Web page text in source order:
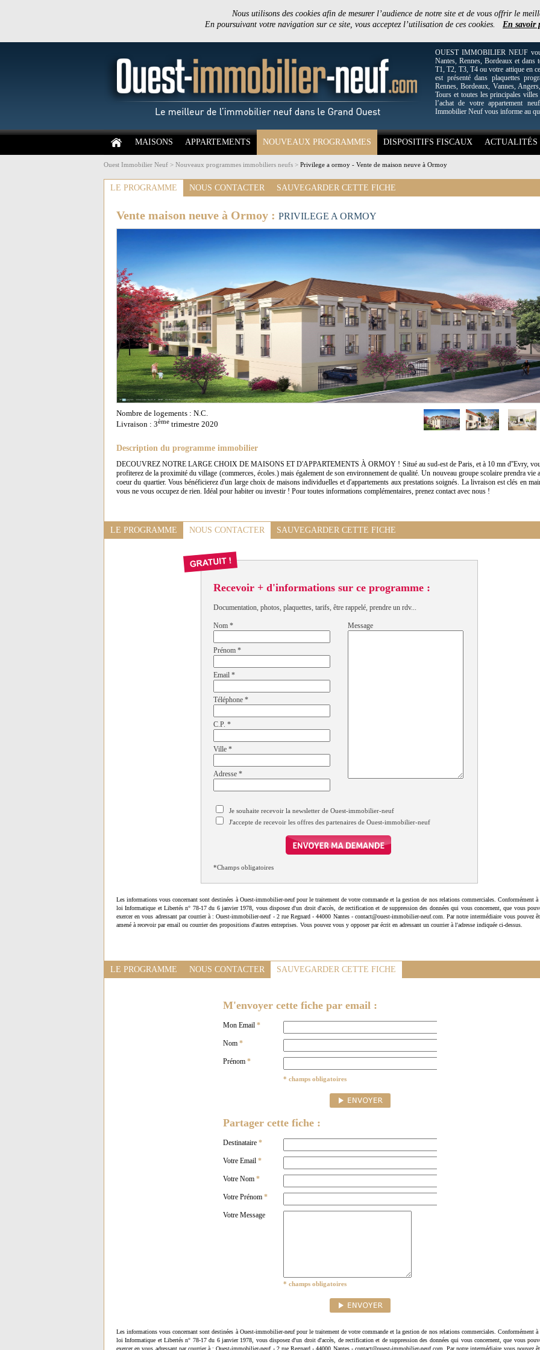
Nous utilisons des cookies afin de mesurer l’audience de notre site et de vous offrir le
En poursuivant votre navigation sur ce site, vous acceptez l’utilisation de ces cookies. En savoir
OUEST IMMOBILIER NEUF
Nantes, Rennes, Bordeaux et
T1, T2, T3, T4 ou votre attique en
est présenté dans plaquettes
Rennes, Bordeaux, Vannes,
Tours et toutes les principales
l’achat de votre appartement
Immobilier Neuf vous informe au
MAISONS APPARTEMENTS NOUVEAUX PROGRAMMES DISPOSITIFS FISCAUX ACTUALITÉS
Ouest Immobilier Neuf > Nouveaux programmes immobiliers neufs > Privilege a ormoy - Vente de maison neuve à Ormoy
LE PROGRAMME NOUS CONTACTER SAUVEGARDER CETTE FICHE
Vente maison neuve à Ormoy : PRIVILEGE A ORMOY
Nombre de logements : N.C.
Livraison : 3ème trimestre 2020
Description du programme immobilier
DECOUVREZ NOTRE LARGE CHOIX DE MAISONS ET D'APPARTEMENTS À ORMOY ! Situé au sud-est de Paris, et à 10 mn d''Evry,
profiterez de la proximité du village (commerces, écoles.) mais également de son environnement de qualité. Un nouveau groupe scolaire prendra vie
coeur du quartier. Vous bénéficierez d'un large choix de maisons individuelles et d'appartements aux prestations soignés. La livraison est clés en
vous ne vous occupez de rien. Idéal pour habiter ou investir ! Pour toutes informations complémentaires, prenez contact avec nous !
LE PROGRAMME NOUS CONTACTER SAUVEGARDER CETTE FICHE
Recevoir + d'informations sur ce programme :
Documentation, photos, plaquettes, tarifs, être rappelé, prendre un rdv...
Nom *
Prénom *
Email *
Téléphone *
C.P. *
Ville *
Adresse *
Message
Je souhaite recevoir la newsletter de Ouest-immobilier-neuf
J'accepte de recevoir les offres des partenaires de Ouest-immobilier-neuf
*Champs obligatoires
Les informations vous concernant sont destinées à Ouest-immobilier-neuf pour le traitement de votre commande et la gestion de nos relations commerciales. Conformément à
loi Informatique et Libertés n° 78-17 du 6 janvier 1978, vous disposez d'un droit d'accès, de rectification et de suppression des données qui vous concernent, que vous
exercer en vous adressant par courrier à : Ouest-immobilier-neuf - 2 rue Regnard - 44000 Nantes - contact@ouest-immobilier-neuf.com. Par notre intermédiaire vous pouvez
amené à recevoir par email ou courrier des propositions d'autres entreprises. Vous pouvez vous y opposer par écrit en adressant un courrier à l'adresse indiquée ci-dessus.
LE PROGRAMME NOUS CONTACTER SAUVEGARDER CETTE FICHE
M'envoyer cette fiche par email :
Mon Email *
Nom *
Prénom *
* champs obligatoires
Partager cette fiche :
Destinataire *
Votre Email *
Votre Nom *
Votre Prénom *
Votre Message
* champs obligatoires
Les informations vous concernant sont destinées à Ouest-immobilier-neuf pour le traitement de votre commande et la gestion de nos relations commerciales. Conformément à
loi Informatique et Libertés n° 78-17 du 6 janvier 1978, vous disposez d'un droit d'accès, de rectification et de suppression des données qui vous concernent, que vous
exercer en vous adressant par courrier à : Ouest-immobilier-neuf - 2 rue Regnard - 44000 Nantes - contact@ouest-immobilier-neuf.com. Par notre intermédiaire vous pouvez